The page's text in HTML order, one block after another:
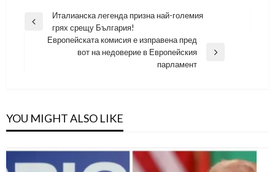
Навигация
Previous
Италианска легенда призна най-големия
грях срещу България!
Европейската комисия е изправена пред
вот на недоверие в Европейския
парламент
YOU MIGHT ALSO LIKE